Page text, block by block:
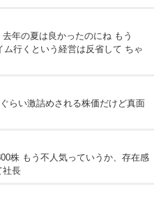
年の夏は良かったのにね もう
行くという経営は反省して ちゃ
らい激詰めされる株価だけど真面
株 もう不人気っていうか、存在感
社長